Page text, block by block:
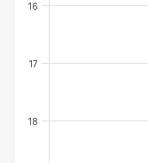
16
17
18